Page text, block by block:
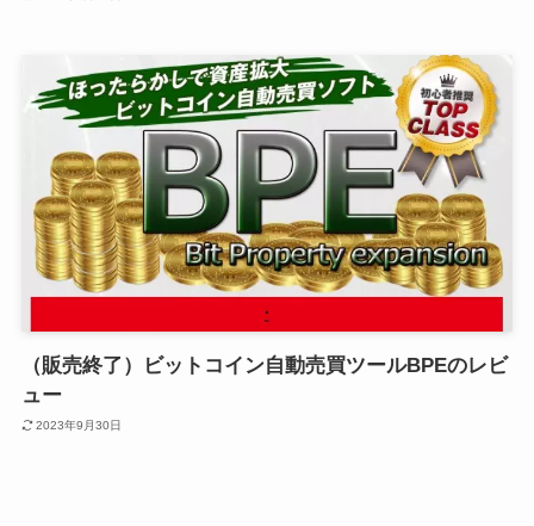
（販売終了）ビットコイン自動売買ツールBPEのレビ
ュー
2023年9月30日